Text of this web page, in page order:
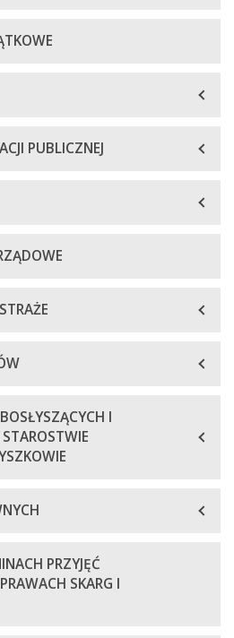
PUBLICZNEJ
I
PRZYJĘĆ
SKARG I